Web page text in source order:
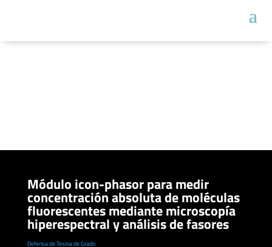
Módulo icon-phasor para medir
concentración absoluta de moléculas
fluorescentes mediante microscopía
hiperespectral y análisis de fasores
Defensa de Tesina de Grado